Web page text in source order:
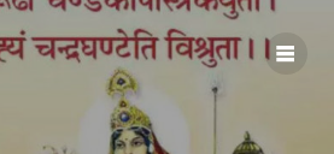
Skip
to
content